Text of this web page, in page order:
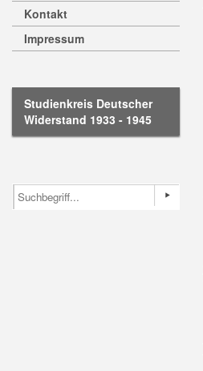
Kontakt
Impressum
Studienkreis Deutscher
Widerstand 1933 - 1945